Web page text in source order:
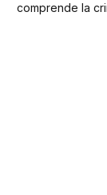
comprende la